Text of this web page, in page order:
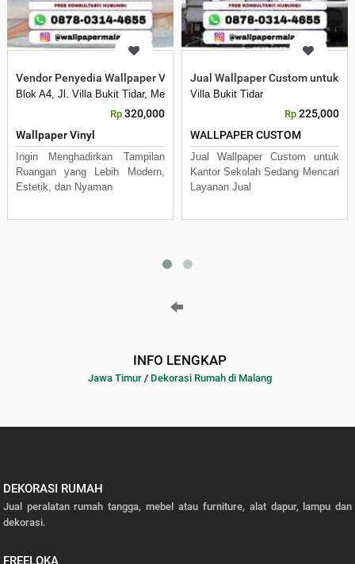
Vendor Penyedia Wallpaper Vinyl Motif Terlengkap
Blok A4, Jl. Villa Bukit Tidar, Merjosari, Kec. Lowokwaru, Kota Malang,
Rp 320,000
Wallpaper Vinyl
Ingin Menghadirkan Tampilan
Ruangan yang Lebih Modern,
Estetik, dan Nyaman
Jual Wallpaper Custom untuk
Villa Bukit Tidar
Rp 225,000
WALLPAPER CUSTOM
Jual Wallpaper Custom untuk
Kantor Sekolah Sedang Mencari
Layanan Jual
INFO LENGKAP
Jawa Timur / Dekorasi Rumah di Malang
DEKORASI RUMAH
Jual peralatan rumah tangga, mebel atau furniture, alat dapur, lampu dan
dekorasi.
FREELOKA